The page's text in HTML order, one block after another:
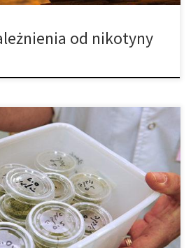
od nikotyny
komórek, na których organizm
Wykazano, że zarówno
zabijać komórki białaczkowe in vitro.
swoją medyczną skutecznością.
więcej badań dokumentuje jej szeroki
[…]